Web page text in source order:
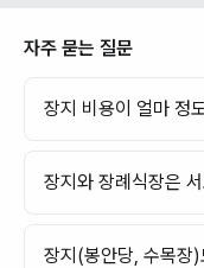
자주 묻는 질문
장지 비용이 얼마 정
장지와 장례식장은
장지(봉안당, 수목장